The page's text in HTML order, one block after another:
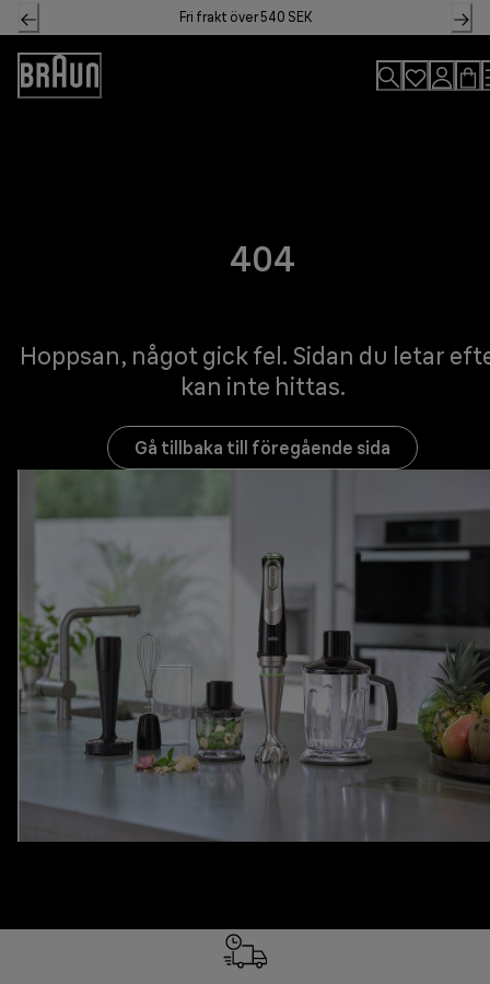
Skip
to
Content
Fri frakt över 540 SEK
Accessibility
404
Hoppsan, något gick fel. Sidan du letar
kan inte hittas.
Gå tillbaka till föregående sida